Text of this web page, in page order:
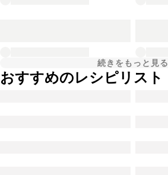
続きをもっと見る
おすすめのレシピリスト